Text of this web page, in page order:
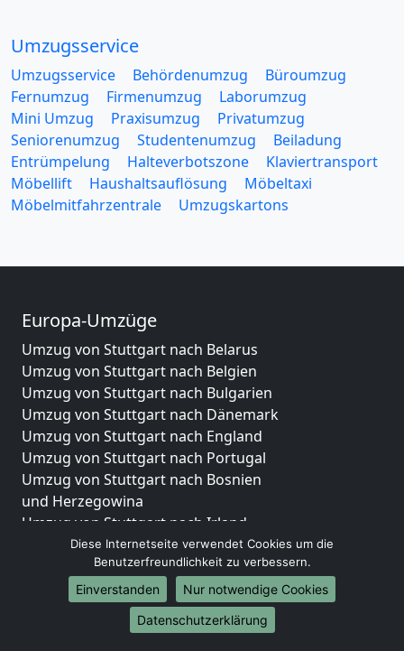
Umzugsservice
Umzugsservice Behördenumzug
Büroumzug
Fernumzug
Firmenumzug
Laborumzug
Mini Umzug
Praxisumzug
Privatumzug
Seniorenumzug
Studentenumzug
Beiladung
Entrümpelung
Halteverbotszone
Klaviertransport
Möbellift
Haushaltsauflösung
Möbeltaxi
Möbelmitfahrzentrale
Umzugskartons
Europa-Umzüge
Umzug von Stuttgart nach Belarus
Umzug von Stuttgart nach Belgien
Umzug von Stuttgart nach Bulgarien
Umzug von Stuttgart nach Dänemark
Umzug von Stuttgart nach England
Umzug von Stuttgart nach Portugal
Umzug von Stuttgart nach Bosnien
und Herzegowina
Umzug von Stuttgart nach Irland
Umzug von Stuttgart nach Lettland
Umzug von Stuttgart nach Zypern
Umzug von Stuttgart nach Kroatien
Umzug von Stuttgart nach Estland
Umzug von Stuttgart nach Finnland
Diese Internetseite verwendet Cookies um die
Benutzerfreundlichkeit zu verbessern.
Einverstanden
Nur notwendige Cookies
Datenschutzerklärung